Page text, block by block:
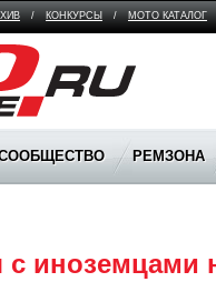
/ КОНКУРСЫ / МОТО КАТАЛОГ
РЕМЗОНА
с иноземцами